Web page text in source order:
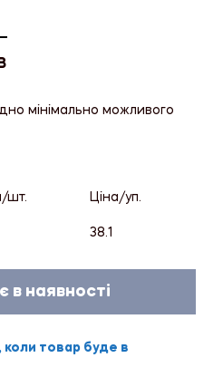
мінімально можливого
шт. Ціна/уп.
38.1
в наявності
товар буде в